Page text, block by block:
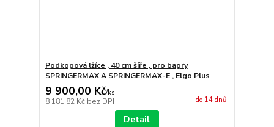
Podkopová lžíce , 40 cm šíře , pro bagry
SPRINGERMAX A SPRINGERMAX-E , Elgo Plus
9 900,00 Kč/ks
8 181,82 Kč bez DPH do 14 dnů
Detail